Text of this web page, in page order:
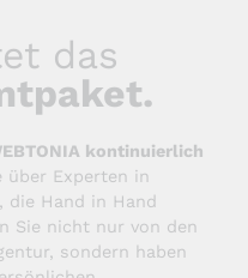
das
kontinuierlich
über Experten in
die Hand in Hand
Sie nicht nur von den
sondern haben